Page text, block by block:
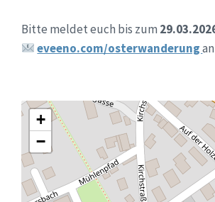
Bitte meldet euch bis zum
eveeno.com/osterwanderungan
+
−